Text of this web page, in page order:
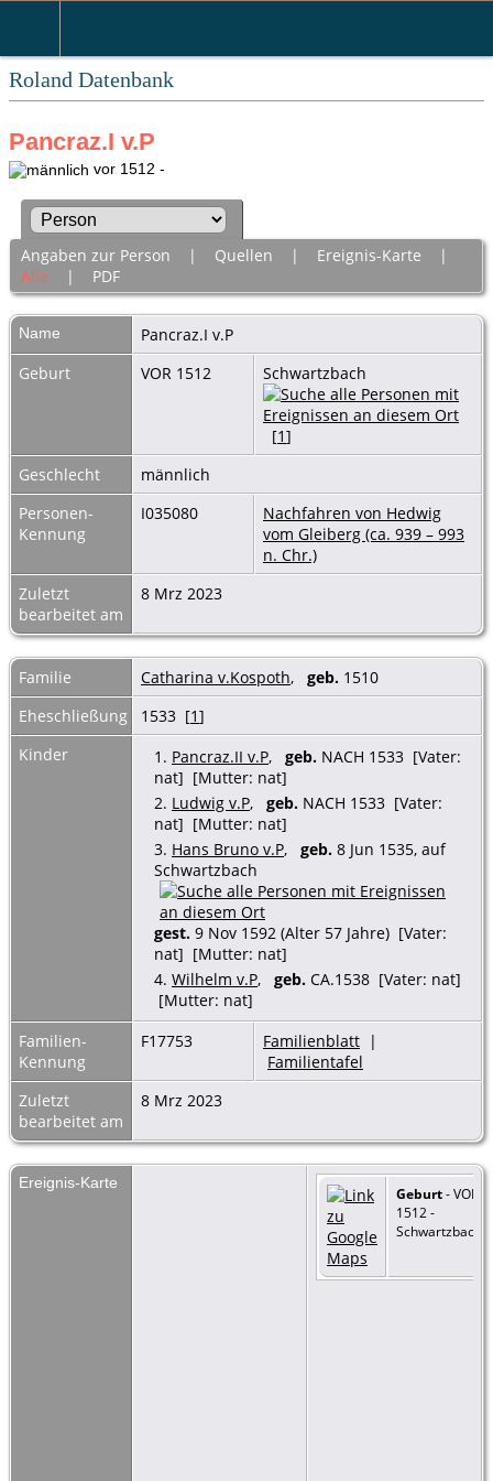
Roland Datenbank
Pancraz.I v.P
vor 1512 -
Angaben zur Person | Quellen | Ereignis-Karte |
Alle | PDF
Name Pancraz.I v.P
Geburt
VOR 1512 Schwartzbach
[1]
Geschlecht
männlich
Personen-
Kennung
I035080
Nachfahren von Hedwig
vom Gleiberg (ca. 939 – 993
n. Chr.)
Zuletzt
bearbeitet am
8 Mrz 2023
Familie Catharina v.Kospoth, geb. 1510
Eheschließung
1533 [1]
Kinder
1. Pancraz.II v.P, geb. NACH 1533 [Vater:
nat] [Mutter: nat]
2. Ludwig v.P, geb. NACH 1533 [Vater:
nat] [Mutter: nat]
3. Hans Bruno v.P, geb. 8 Jun 1535, auf
Schwartzbach
gest. 9 Nov 1592 (Alter 57 Jahre) [Vater:
nat] [Mutter: nat]
4. Wilhelm v.P, geb. CA.1538 [Vater: nat]
[Mutter: nat]
Familien-
Kennung
F17753 Familienblatt |
Familientafel
Zuletzt
bearbeitet am
8 Mrz 2023
Ereignis-Karte
Geburt- VOR
1512 -
Schwartzbach